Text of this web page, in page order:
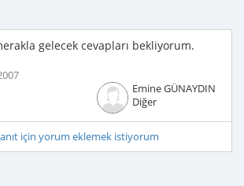
gelecek cevapları bekliyorum.
Emine GÜNAYDIN
Diğer
için yorum eklemek istiyorum